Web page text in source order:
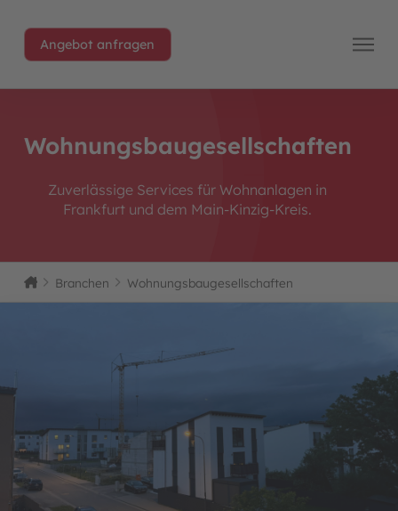
Angebot anfragen
Wohnungsbaugesellschaften
Zuverlässige Services für Wohnanlagen in
Frankfurt und dem Main-Kinzig-Kreis.
HomeBranchen Wohnungsbaugesellschaften